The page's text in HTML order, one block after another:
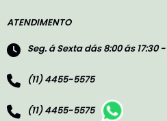
ATENDIMENTO
Seg. á Sexta dás 8:00 ás 17:30
(11) 4455-5575
(11) 4455-5575